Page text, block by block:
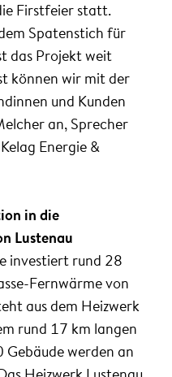
Firstfeier statt.
Spatenstich für
das Projekt weit
können wir mit der
und Kunden
an, Sprecher
Energie &
in die
Lustenau
investiert rund 28
Fernwärme von
aus dem Heizwerk
rund 17 km langen
werden an